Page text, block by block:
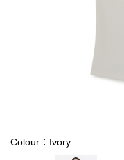
Colour：Ivory